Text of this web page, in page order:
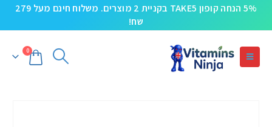
5% הנחה קופון TAKE5 בקניית 2 מוצרים. משלוח חינם מעל 279
שח!
0